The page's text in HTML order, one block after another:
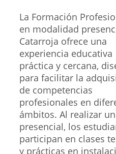
La Formación
en modalidad
Catarroja ofrece una
experiencia educativa
práctica y cercana,
para facilitar la
de competencias
profesionales en
ámbitos. Al realizar
presencial, los
participan en clases
y prácticas en